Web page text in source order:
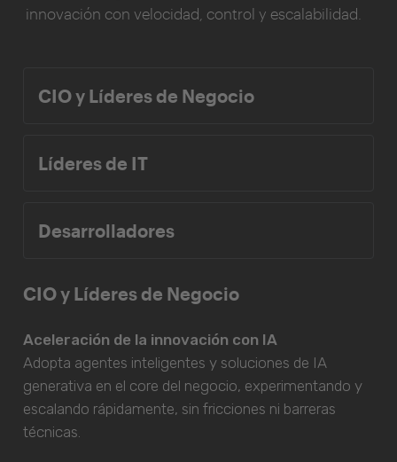
innovación con velocidad, control y escalabilidad.
CIO y Líderes de Negocio
Líderes de IT
Desarrolladores
CIO y Líderes de Negocio
Aceleración de la innovación con IA
Adopta agentes inteligentes y soluciones de IA
generativa en el core del negocio, experimentando y
escalando rápidamente, sin fricciones ni barreras
técnicas.